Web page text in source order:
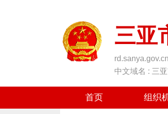
三亚
rd.sanya.gov.cn
中文域名 : 三
首页 组织